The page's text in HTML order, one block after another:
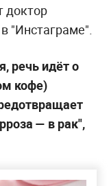
доктор
"Инстаграме".
речь идёт о
кофе)
— в рак",